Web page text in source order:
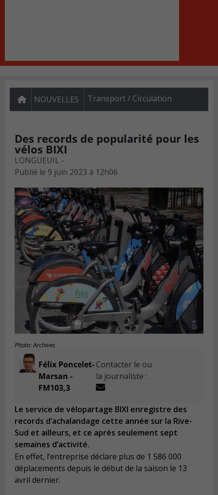
NOUVELLES Transport / Circulation
Des records de popularité pour les
vélos BIXI
LONGUEUIL -
Publié le 9 juin 2023 à 12h06
Photo: Archives
Félix Poncelet-
Marsan -
FM103,3
Contacter le ou
la journaliste :
Le service de vélopartage BIXI enregistre des
records d’achalandage cette année sur la Rive-
Sud et ailleurs, et ce après seulement sept
semaines d’activité.
En effet, l’entreprise déclare plus de 1 586 000
déplacements depuis le début de la saison le 13
avril dernier.